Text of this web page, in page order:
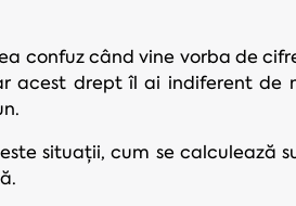
confuz când vine vorba de
acest drept îl ai indiferent de
situații, cum se calculează